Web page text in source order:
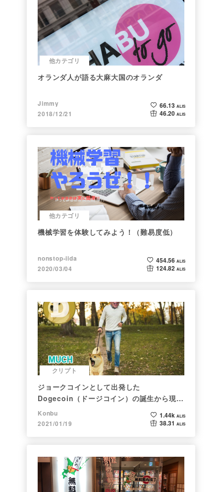
他カテゴリ
オランダ人が語る大麻大国のオランダ
Jimmy
2018/12/21
66.13 ALIS
46.20 ALIS
他カテゴリ
機械学習を体験してみよう！（難易度低）
nonstop-iida
2020/03/04
454.56 ALIS
124.82 ALIS
クリプト
ジョークコインとして出発した
Dogecoin（ドージコイン）の誕生から現在
まで。注目される非証券性🐶
Konbu
2021/01/19
1.44k ALIS
38.31 ALIS